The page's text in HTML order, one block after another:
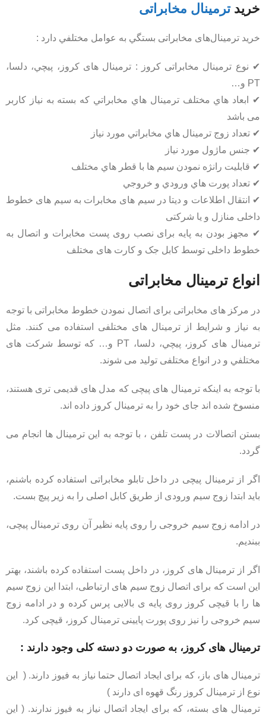
خریدترمینال مخابراتی
خريد ترمینال‌های مخابراتی بستگي به عوامل مختلفي دارد :
✔ نوع ترمینال مخابراتی کروز : ترمینال های کروز، پيچي، دلسا،
PT و…
✔ ابعاد هاي مختلف ترمينال هاي مخابراتي که بسته به نیاز کاربر
می باشد
✔ تعداد زوج ترمينال هاي مخابراتي مورد نياز
✔ جنس ماژول مورد نياز
✔ قابليت رانژه نمودن سيم ها با قطر هاي مختلف
✔ تعداد پورت هاي ورودي و خروجي
✔ انتقال اطلاعات و دیتا در سیم های مخابرات به سیم های خطوط
داخلی منازل و یا شرکتی
✔ مجهز بودن به پایه برای نصب روی پست مخابرات و اتصال به
خطوط داخلی توسط کابل جک و کارت های مختلف
انواع ترمینال مخابراتی
در مرکز های مخابراتی برای اتصال نمودن خطوط مخابراتی با توجه
به نیاز و شرایط از ترمینال های مختلفی استفاده می کنند. مثل
ترمینال های کروز، پيچي، دلسا، PT و… که توسط شرکت های
مختلفي و در انواع مختلفی تولید می شوند.
با توجه به اینکه ترمینال های پیچی که مدل های قدیمی تری هستند،
منسوخ شده اند جای خود را به ترمینال کروز داده اند.
بستن اتصالات در پست تلفن ، با توجه به اين ترمینال ها انجام می
گردد.
اگر از ترمینال پیچی در داخل تابلو مخابراتی استفاده کرده باشنم،
باید ابتدا زوج سیم ورودی از طریق کابل اصلی را به زیر پیچ بست.
در ادامه زوج سیم خروجی را روی پایه نظیر آن روی ترمینال پیچی،
ببندیم.
اگر از ترمینال های کروز، در داخل پست استفاده کرده باشند، بهتر
اين است که برای اتصال زوج سیم های ارتباطی، ابتدا این زوج سیم
ها را با قیچی کروز روی پایه ی بالایی پرس کرده و در ادامه زوج
سیم خروجی را نیز روی پورت پایینی ترمینال کروز، قیچی کرد.
ترمینال های کروز، به صورت دو دسته کلی وجود دارند :
ترمینال های باز، که برای ایجاد اتصال حتما نياز به فیوز دارند. ( این
نوع از ترمینال کروز رنگ قهوه ای دارند )
ترمینال های بسته، که برای ایجاد اتصال نياز به فیوز ندارند. ( این